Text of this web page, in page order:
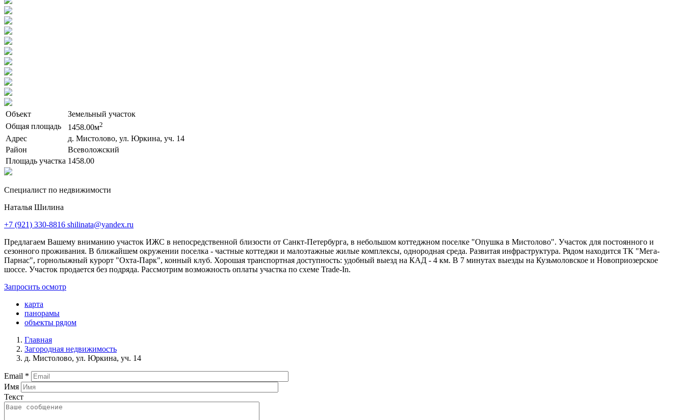
Объект
Земельный участок
Общая площадь
1458.00м2
Адрес
д. Мистолово, ул. Юркина, уч. 14
Район
Всеволожский
Площадь участка 1458.00
Cпециалист по недвижимости
Наталья Шилина
+7 (921) 330-8816 shilinata@yandex.ru
Предлагаем Вашему вниманию участок ИЖС в непосредственной близости от Санкт-Петербурга, в небольшом коттеджном поселке "Опушка в Мистолово". Участок для постоянного и
сезонного проживания. В ближайшем окружении поселка - частные коттеджи и малоэтажные жилые комплексы, однородная среда. Развитая инфраструктура. Рядом находится ТК "Мега-
Парнас", горнолыжный курорт "Охта-Парк", конный клуб. Хорошая транспортная доступность: удобный выезд на КАД - 4 км. В 7 минутах выезды на Кузьмоловское и Новоприозерское
шоссе. Участок продается без подряда. Рассмотрим возможность оплаты участка по схеме Trade-In.
Запросить осмотр
карта
панорамы
объекты рядом
Главная
Загородная недвижимость
д. Мистолово, ул. Юркина, уч. 14
Email *
Имя
Текст